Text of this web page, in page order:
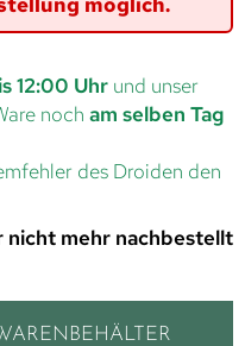
12:00 Uhr und unser
noch am selben Tag
des Droiden den
nicht mehr nachbestellt